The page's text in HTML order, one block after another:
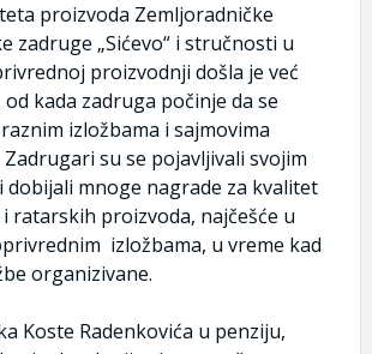
proizvoda Zemljoradničke
zadruge „Sićevo“ i stručnosti u
proizvodnji došla je već
od kada zadruga počinje da se
izložbama i sajmovima
su se pojavljivali svojim
dobijali mnoge nagrade za kvalitet
ratarskih proizvoda, najčešće u
izložbama, u vreme kad
organizivane.
Koste Radenkovića u penziju,